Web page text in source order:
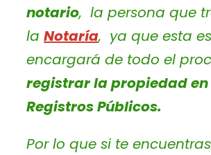
notario, la persona que
la Notaría, ya que esta
encargará de todo el
registrar la propiedad en
Registros Públicos.
Por lo que si te